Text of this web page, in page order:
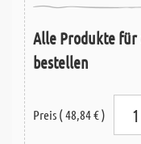
Alle Produkte für
bestellen
Preis ( 48,84 € )